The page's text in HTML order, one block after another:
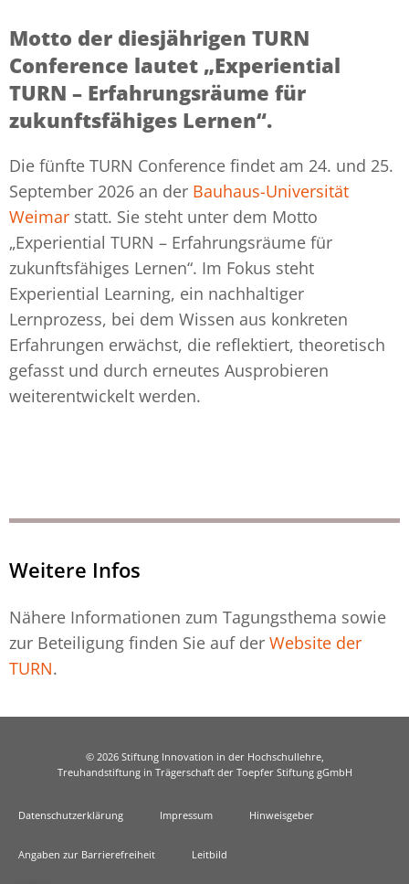
Motto der diesjährigen TURN
Conference lautet „Experiential
TURN – Erfahrungsräume für
zukunftsfähiges Lernen“.
Die fünfte TURN Conference findet am 24. und 25.
September 2026 an der Bauhaus-Universität
Weimar statt. Sie steht unter dem Motto
„Experiential TURN – Erfahrungsräume für
zukunftsfähiges Lernen“. Im Fokus steht
Experiential Learning, ein nachhaltiger
Lernprozess, bei dem Wissen aus konkreten
Erfahrungen erwächst, die reflektiert, theoretisch
gefasst und durch erneutes Ausprobieren
weiterentwickelt werden.
Weitere Infos
Nähere Informationen zum Tagungsthema sowie
zur Beteiligung finden Sie auf der Website der
TURN.
© 2026 Stiftung Innovation in der Hochschullehre,
Treuhandstiftung in Trägerschaft der Toepfer Stiftung gGmbH
Datenschutzerklärung Impressum Hinweisgeber
Angaben zur Barrierefreiheit Leitbild